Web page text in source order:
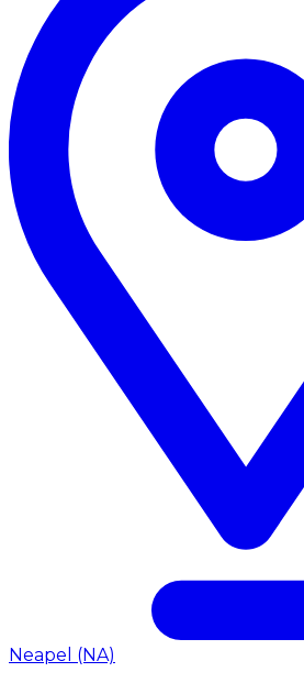
Neapel (NA)